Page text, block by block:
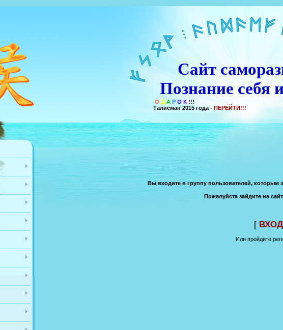
Сайт
Познание себя
Р О К!!!
Талисман 2015 года - ПЕРЕЙТИ!!!
Вы входите в группу пользователей, которым
Пожалуйста зайдите на
[ ВХОД
Или пройдите